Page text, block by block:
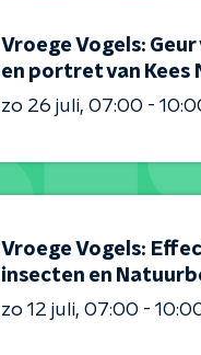
Vroege Vogels:
en portret van Kees
zo 26 juli 07:00 -
Vroege Vogels:
insecten en
zo 12 juli 07:00 -